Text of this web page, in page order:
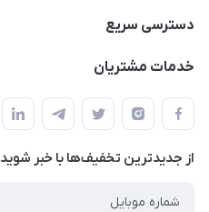
09106753413
دسترسی سریع
حساب کاربری
لیست محصولات
درباره ما
خدمات مشتریان
قوانین و مقررات
حریم خصوصی
راهنما
از جدید‌ترین تخفیف‌ها با‌ خبر شوید